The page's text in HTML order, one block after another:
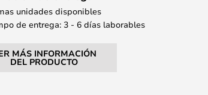
unidades disponibles
de entrega: 3 - 6 días laborables
MÁS INFORMACIÓN
DEL PRODUCTO